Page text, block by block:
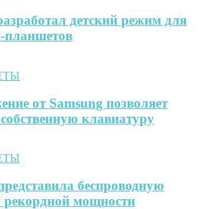
детский режим для
планшетов
от Samsung позволяет
собственную клавиатуру
беспроводную
рекордной мощности